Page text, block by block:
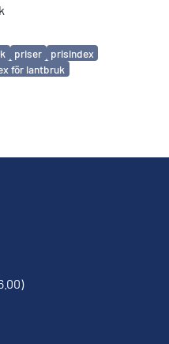
priser
prisindex
för lantbruk